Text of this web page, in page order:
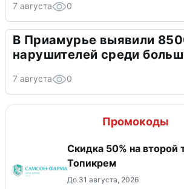
7 августа 0
В Приамурье выявили
нарушителей среди
7 августа 0
Промокоды
Скидка 50% на второй
Топикрем
До 31 августа, 2026